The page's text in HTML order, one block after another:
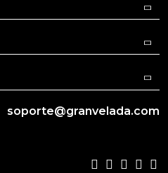
soporte@granvelada.com